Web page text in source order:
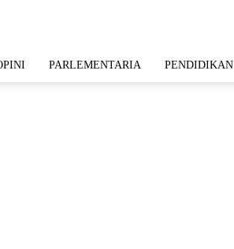
PARLEMENTARIA PENDIDIKAN